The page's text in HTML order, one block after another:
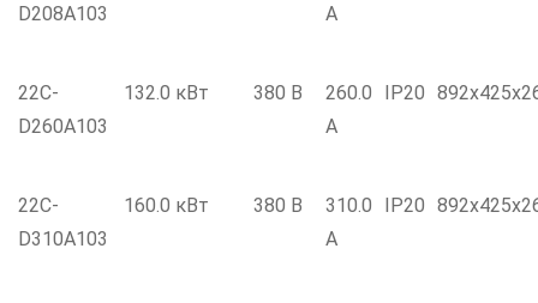
D208A103
А
22C-
D260A103
132.0 кВт 380 В
260.0
А
IP20
22C-
D310A103
160.0 кВт 380 В
310.0
А
IP20